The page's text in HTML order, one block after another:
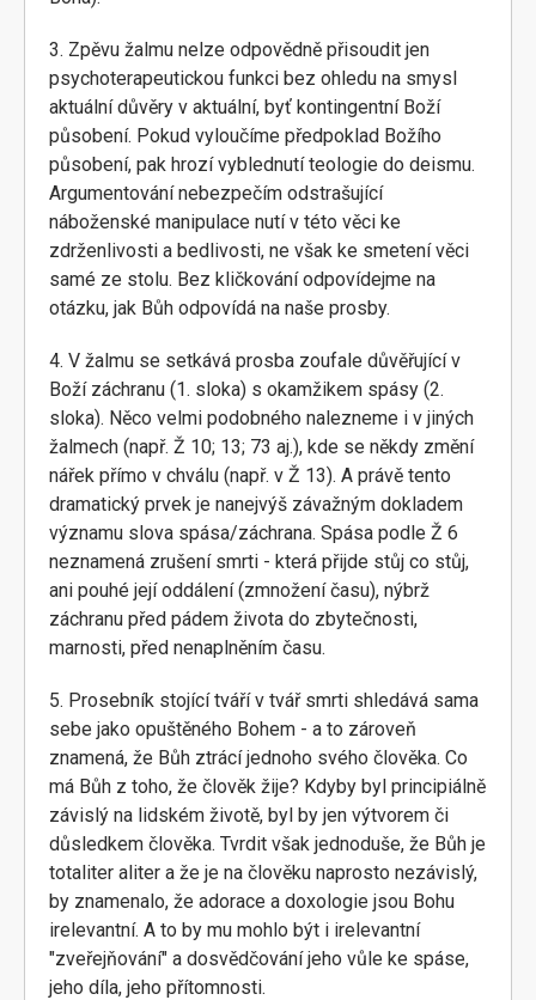
3. Zpěvu žalmu nelze odpovědně přisoudit jen
psychoterapeutickou funkci bez ohledu na smysl
aktuální důvěry v aktuální, byť kontingentní Boží
působení. Pokud vyloučíme předpoklad Božího
působení, pak hrozí vyblednutí teologie do deismu.
Argumentování nebezpečím odstrašující
náboženské manipulace nutí v této věci ke
zdrženlivosti a bedlivosti, ne však ke smetení věci
samé ze stolu. Bez kličkování odpovídejme na
otázku, jak Bůh odpovídá na naše prosby.
4. V žalmu se setkává prosba zoufale důvěřující v
Boží záchranu (1. sloka) s okamžikem spásy (2.
sloka). Něco velmi podobného nalezneme i v jiných
žalmech (např. Ž 10; 13; 73 aj.), kde se někdy změní
nářek přímo v chválu (např. v Ž 13). A právě tento
dramatický prvek je nanejvýš závažným dokladem
významu slova spása/záchrana. Spása podle Ž 6
neznamená zrušení smrti - která přijde stůj co stůj,
ani pouhé její oddálení (zmnožení času), nýbrž
záchranu před pádem života do zbytečnosti,
marnosti, před nenaplněním času.
5. Prosebník stojící tváří v tvář smrti shledává sama
sebe jako opuštěného Bohem - a to zároveň
znamená, že Bůh ztrácí jednoho svého člověka. Co
má Bůh z toho, že člověk žije? Kdyby byl principiálně
závislý na lidském životě, byl by jen výtvorem či
důsledkem člověka. Tvrdit však jednoduše, že Bůh je
totaliter aliter a že je na člověku naprosto nezávislý,
by znamenalo, že adorace a doxologie jsou Bohu
irelevantní. A to by mu mohlo být i irelevantní
"zveřejňování" a dosvědčování jeho vůle ke spáse,
jeho díla, jeho přítomnosti.